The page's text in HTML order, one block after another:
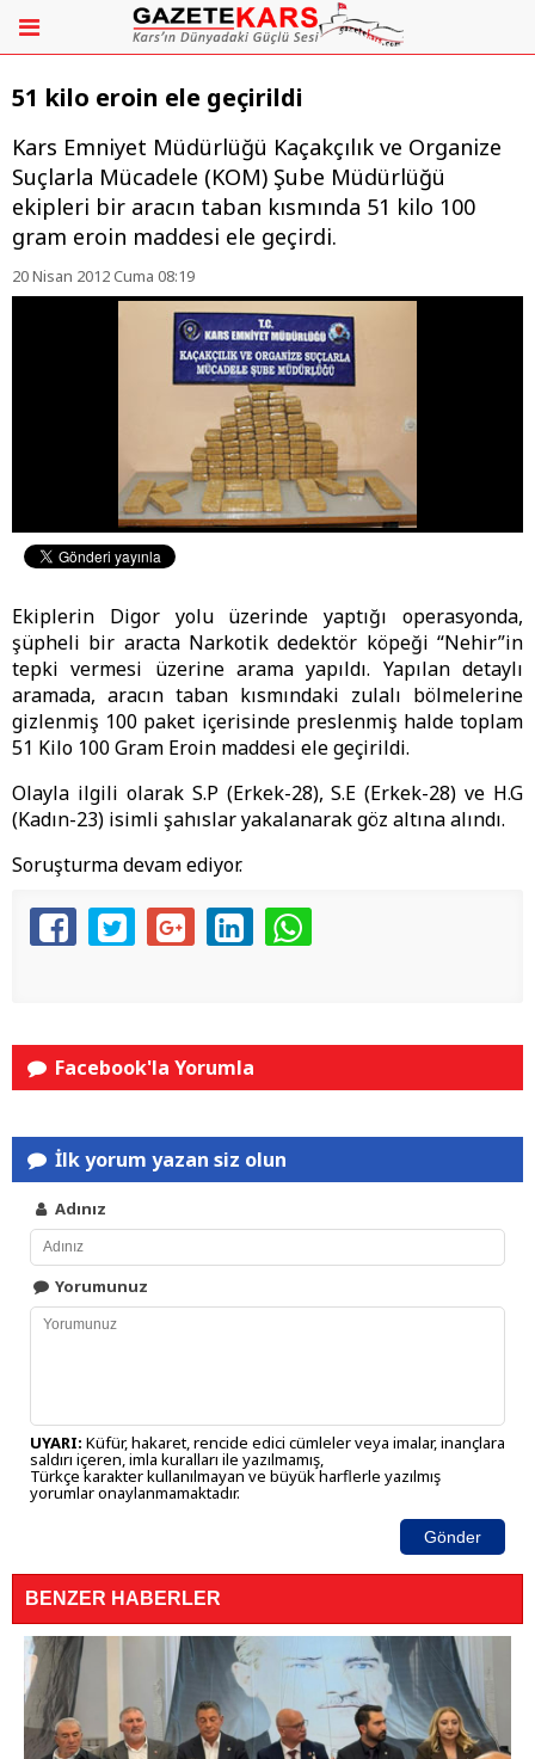
51 kilo eroin ele geçirildi
Kars Emniyet Müdürlüğü Kaçakçılık ve Organize
Suçlarla Mücadele (KOM) Şube Müdürlüğü
ekipleri bir aracın taban kısmında 51 kilo 100
gram eroin maddesi ele geçirdi.
20 Nisan 2012 Cuma 08:19
Ekiplerin Digor yolu üzerinde yaptığı operasyonda,
şüpheli bir aracta Narkotik dedektör köpeği “Nehir”in
tepki vermesi üzerine arama yapıldı. Yapılan detaylı
aramada, aracın taban kısmındaki zulalı bölmelerine
gizlenmiş 100 paket içerisinde preslenmiş halde toplam
51 Kilo 100 Gram Eroin maddesi ele geçirildi.
Olayla ilgili olarak S.P (Erkek-28), S.E (Erkek-28) ve H.G
(Kadın-23) isimli şahıslar yakalanarak göz altına alındı.
Soruşturma devam ediyor.
Facebook'la Yorumla
İlk yorum yazan siz olun
Adınız
Yorumunuz
UYARI: Küfür, hakaret, rencide edici cümleler veya imalar, inançlara
saldırı içeren, imla kuralları ile yazılmamış,
Türkçe karakter kullanılmayan ve büyük harflerle yazılmış
yorumlar onaylanmamaktadır.
Gönder
BENZER HABERLER